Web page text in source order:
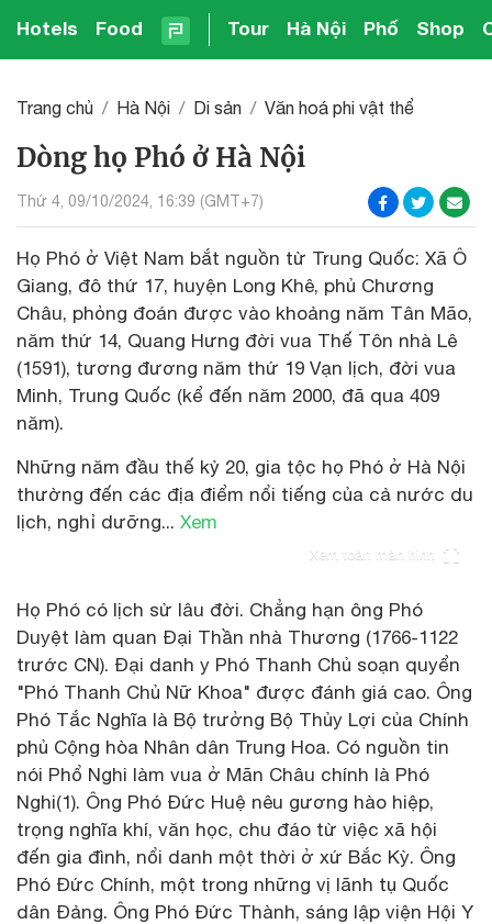
Hotels Food Tour Hà Nội Phố Shop
Trang chủ Hà Nội Di sản Văn hoá phi vật thể
Dòng họ Phó ở Hà Nội
Thứ 4, 09/10/2024, 16:39 (GMT+7)
Họ Phó ở Việt Nam bắt nguồn từ Trung Quốc: Xã Ô
Giang, đô thứ 17, huyện Long Khê, phủ Chương
Châu, phỏng đoán được vào khoảng năm Tân Mão,
năm thứ 14, Quang Hưng đời vua Thế Tôn nhà Lê
(1591), tương đương năm thứ 19 Vạn lịch, đời vua
Minh, Trung Quốc (kể đến năm 2000, đã qua 409
năm).
Những năm đầu thế kỷ 20, gia tộc họ Phó ở Hà Nội
thường đến các địa điểm nổi tiếng của cả nước du
lịch, nghỉ dưỡng... Xem
Xem toàn màn hình
Họ Phó có lịch sử lâu đời. Chẳng hạn ông Phó
Duyệt làm quan Đại Thần nhà Thương (1766-1122
trước CN). Đại danh y Phó Thanh Chủ soạn quyển
"Phó Thanh Chủ Nữ Khoa" được đánh giá cao. Ông
Phó Tắc Nghĩa là Bộ trưởng Bộ Thủy Lợi của Chính
phủ Cộng hòa Nhân dân Trung Hoa. Có nguồn tin
nói Phổ Nghi làm vua ở Mãn Châu chính là Phó
Nghi(1). Ông Phó Đức Huệ nêu gương hào hiệp,
trọng nghĩa khí, văn học, chu đáo từ việc xã hội
đến gia đình, nổi danh một thời ở xứ Bắc Kỳ. Ông
Phó Đức Chính, một trong những vị lãnh tụ Quốc
dân Đảng. Ông Phó Đức Thành, sáng lập viện Hội Y